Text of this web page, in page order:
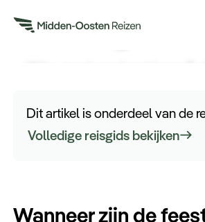
Type Reizen
Zoeken
Feestdagen in
zijn voordat u op reis gaat.
Dit artikel is onderdeel van de
Volledige reisgids bekijken
Wanneer zijn de